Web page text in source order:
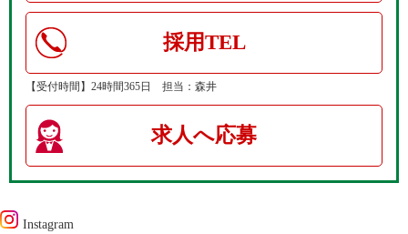
採用TEL
【受付時間】24時間365日 担当：森井
求人へ応募
Instagram